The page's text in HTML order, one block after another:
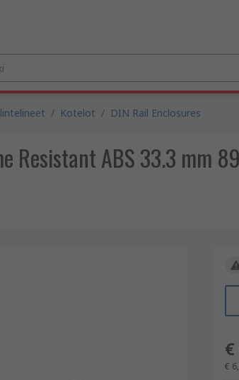
/ Kotelot / DIN Rail Enclosures
Resistant ABS 33.3 mm
€